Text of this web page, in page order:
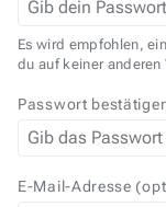
Es wird empfohlen,
du auf keiner
Passwort
E-Mail-Adresse